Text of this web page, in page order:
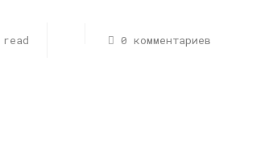
0 комментариев